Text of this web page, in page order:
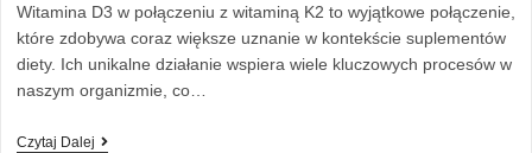
Witamina D3 w połączeniu z witaminą K2 to wyjątkowe połączenie,
które zdobywa coraz większe uznanie w kontekście suplementów
diety. Ich unikalne działanie wspiera wiele kluczowych procesów w
naszym organizmie, co…
Czytaj Dalej